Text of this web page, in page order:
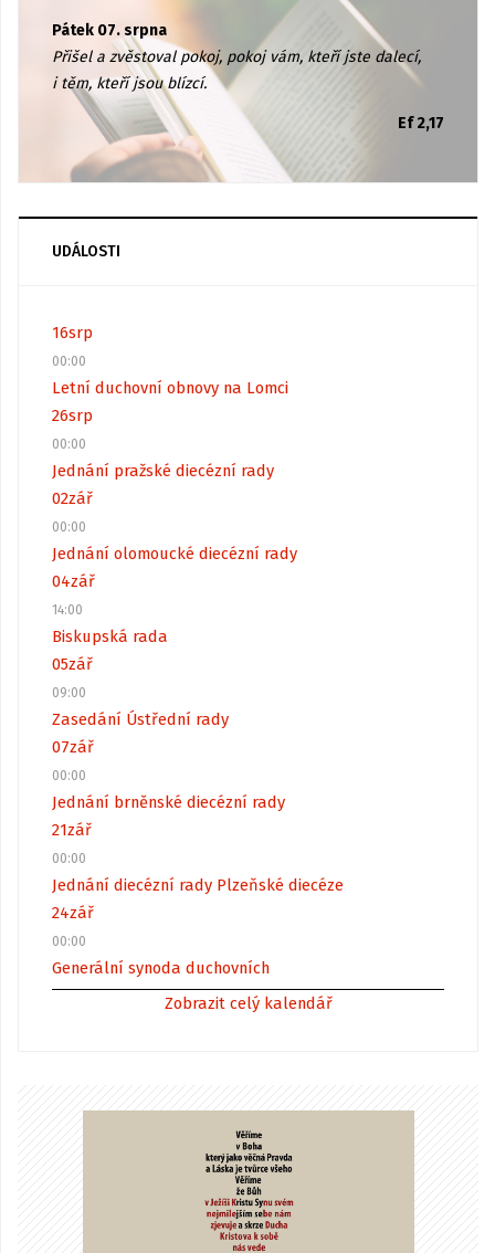
Pátek 07. srpna
Přišel a zvěstoval pokoj, pokoj vám, kteří jste dalecí,
i těm, kteří jsou blízcí.
Ef 2,17
UDÁLOSTI
16srp
00:00
Letní duchovní obnovy na Lomci
26srp
00:00
Jednání pražské diecézní rady
02zář
00:00
Jednání olomoucké diecézní rady
04zář
14:00
Biskupská rada
05zář
09:00
Zasedání Ústřední rady
07zář
00:00
Jednání brněnské diecézní rady
21zář
00:00
Jednání diecézní rady Plzeňské diecéze
24zář
00:00
Generální synoda duchovních
Zobrazit celý kalendář